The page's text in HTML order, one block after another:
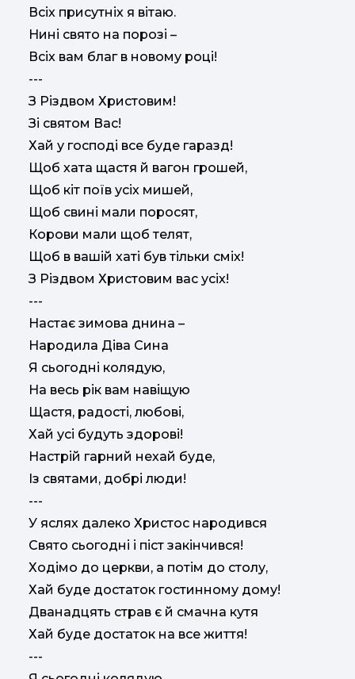
Всіх присутніх я вітаю.
Нині свято на порозі –
Всіх вам благ в новому році!
---
З Різдвом Христовим!
Зі святом Вас!
Хай у господі все буде гаразд!
Щоб хата щастя й вагон грошей,
Щоб кіт поїв усіх мишей,
Щоб свині мали поросят,
Корови мали щоб телят,
Щоб в вашій хаті був тільки сміх!
З Різдвом Христовим вас усіх!
---
Настає зимова днина –
Народила Діва Сина
Я сьогодні колядую,
На весь рік вам навіщую
Щастя, радості, любові,
Хай усі будуть здорові!
Настрій гарний нехай буде,
Із святами, добрі люди!
---
У яслях далеко Христос народився
Свято сьогодні і піст закінчився!
Ходімо до церкви, а потім до столу,
Хай буде достаток гостинному дому!
Дванадцять страв є й смачна кутя
Хай буде достаток на все життя!
---